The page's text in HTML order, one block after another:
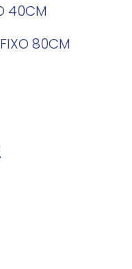
40CM
80CM